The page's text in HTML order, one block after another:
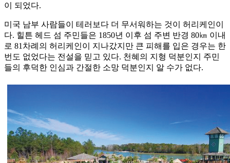
이 되었다.
미국 남부 사람들이 테러보다 더 무서워하는 것이 허리케인이
다. 힐튼 헤드 섬 주민들은 1850년 이후 섬 주변 반경 80㎞ 이내
로 81차례의 허리케인이 지나갔지만 큰 피해를 입은 경우는 한
번도 없었다는 전설을 믿고 있다. 천혜의 지형 덕분인지 주민
들의 후덕한 인심과 간절한 소망 덕분인지 알 수가 없다.